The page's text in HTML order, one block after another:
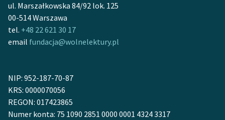
Kontakt
O projekcie
Zasady wykorzystania
Wolnych Lektur
ul. Marszałkowska 84/92 lok. 125
00-514 Warszawa
tel. +48 22 621 30 17
email fundacja@wolnelektury.pl
NIP: 952-187-70-87
KRS: 0000070056
REGON: 017423865
Numer konta: 75 1090 2851 0000 0001 4324 3317